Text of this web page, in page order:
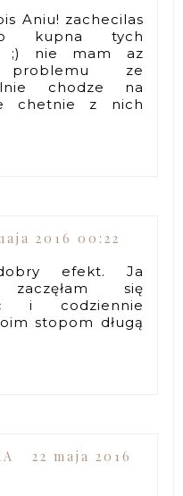
Aniu! zachecilas
kupna tych
;) nie mam az
problemu ze
chodze na
chetnie z nich
2016 00:22
efekt. Ja
zaczęłam się
i codziennie
stopom długą
22 maja 2016